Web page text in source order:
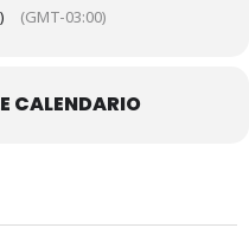
(GMT-03:00)
CALENDARIO